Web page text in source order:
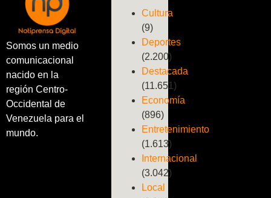
Somos un medio
comunicacional
nacido en la
región Centro-
Occidental de
Venezuela para el
mundo.
Cultura
(9)
Deportes
(2.200)
Destacada
(11.651)
Economía
(896)
Entretenimiento
(1.613)
Internacional
(3.042)
Local